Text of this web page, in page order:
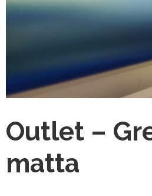
Outlet –
matta